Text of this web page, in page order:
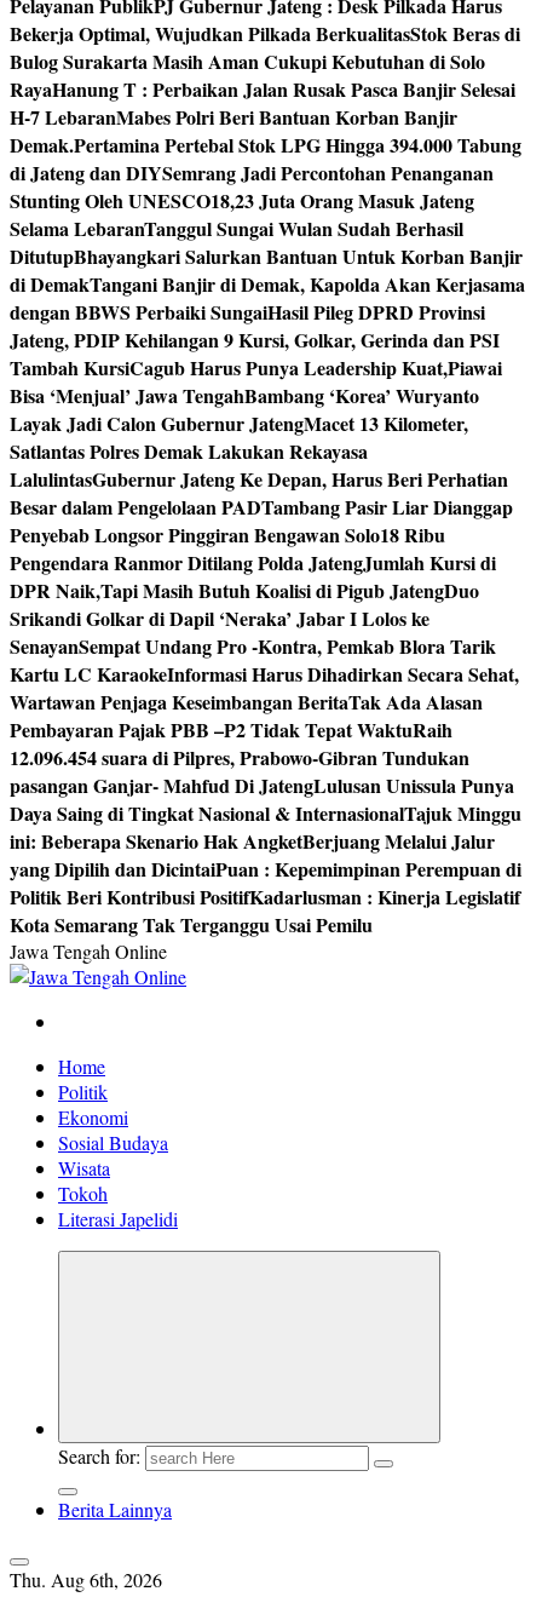
Bekerja Optimal, Wujudkan Pilkada BerkualitasStok Beras di
Bulog Surakarta Masih Aman Cukupi Kebutuhan di Solo
RayaHanung T : Perbaikan Jalan Rusak Pasca Banjir Selesai
H-7 LebaranMabes Polri Beri Bantuan Korban Banjir
Demak.Pertamina Pertebal Stok LPG Hingga 394.000 Tabung
di Jateng dan DIYSemrang Jadi Percontohan Penanganan
Stunting Oleh UNESCO18,23 Juta Orang Masuk Jateng
Selama LebaranTanggul Sungai Wulan Sudah Berhasil
DitutupBhayangkari Salurkan Bantuan Untuk Korban Banjir
di DemakTangani Banjir di Demak, Kapolda Akan Kerjasama
dengan BBWS Perbaiki SungaiHasil Pileg DPRD Provinsi
Jateng, PDIP Kehilangan 9 Kursi, Golkar, Gerinda dan PSI
Tambah KursiCagub Harus Punya Leadership Kuat,Piawai
Bisa ‘Menjual’ Jawa TengahBambang ‘Korea’ Wuryanto
Layak Jadi Calon Gubernur JatengMacet 13 Kilometer,
Satlantas Polres Demak Lakukan Rekayasa
LalulintasGubernur Jateng Ke Depan, Harus Beri Perhatian
Besar dalam Pengelolaan PADTambang Pasir Liar Dianggap
Penyebab Longsor Pinggiran Bengawan Solo18 Ribu
Pengendara Ranmor Ditilang Polda JatengJumlah Kursi di
DPR Naik,Tapi Masih Butuh Koalisi di Pigub JatengDuo
Srikandi Golkar di Dapil ‘Neraka’ Jabar I Lolos ke
SenayanSempat Undang Pro -Kontra, Pemkab Blora Tarik
Kartu LC KaraokeInformasi Harus Dihadirkan Secara Sehat,
Wartawan Penjaga Keseimbangan BeritaTak Ada Alasan
Pembayaran Pajak PBB –P2 Tidak Tepat WaktuRaih
12.096.454 suara di Pilpres, Prabowo-Gibran Tundukan
pasangan Ganjar- Mahfud Di JatengLulusan Unissula Punya
Daya Saing di Tingkat Nasional & InternasionalTajuk Minggu
ini: Beberapa Skenario Hak AngketBerjuang Melalui Jalur
yang Dipilih dan DicintaiPuan : Kepemimpinan Perempuan di
Politik Beri Kontribusi PositifKadarlusman : Kinerja Legislatif
Kota Semarang Tak Terganggu Usai Pemilu
Jawa Tengah Online
Berita Jawa Tengah Terbaru dan Terkini
Home
Politik
Ekonomi
Sosial Budaya
Wisata
Tokoh
Literasi Japelidi
Search for:
Berita Lainnya
Thu. Aug 6th, 2026